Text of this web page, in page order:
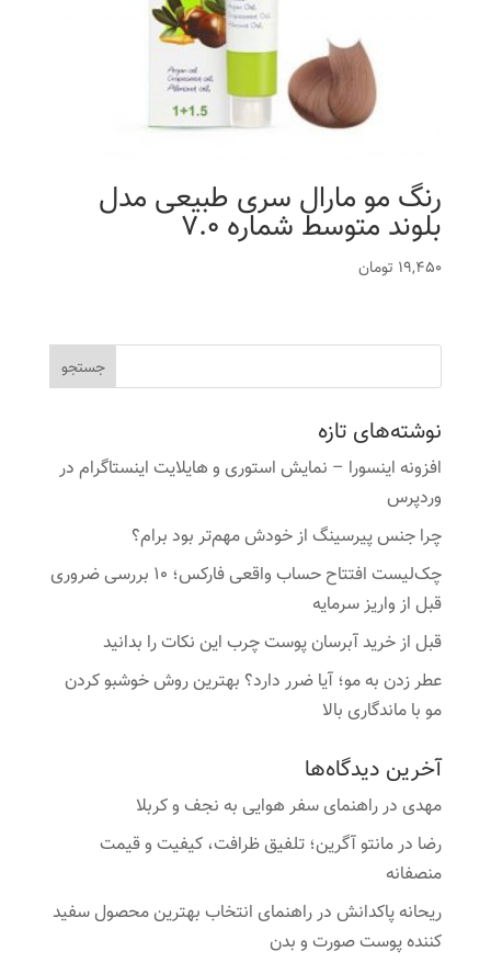
رنگ مو مارال سری طبیعی مدل
بلوند متوسط شماره 7.0
19,450 تومان
نوشته‌های تازه
افزونه اینسورا – نمایش استوری و هایلایت اینستاگرام در
وردپرس
چرا جنس پیرسینگ از خودش مهم‌تر بود برام؟
چک‌لیست افتتاح حساب واقعی فارکس؛ ۱۰ بررسی ضروری
قبل از واریز سرمایه
قبل از خرید آبرسان پوست چرب این نکات را بدانید
عطر زدن به مو؛ آیا ضرر دارد؟ بهترین روش خوشبو کردن
مو با ماندگاری بالا
آخرین دیدگاه‌ها
مهدیدرراهنمای سفر هوایی به نجف و کربلا
رضا درمانتو آگرین؛ تلفیق ظرافت، کیفیت و قیمت
منصفانه
ریحانه پاکدانشدرراهنمای انتخاب بهترین محصول سفید
کننده پوست صورت و بدن